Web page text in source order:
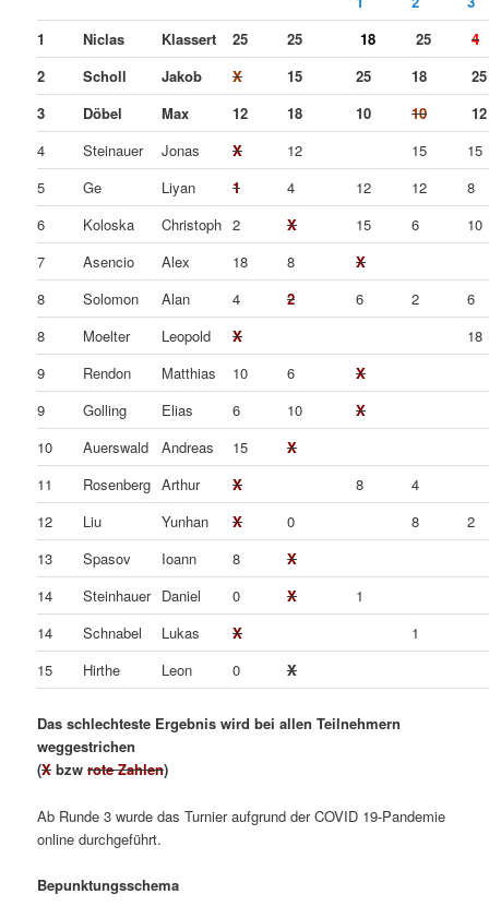
1
Niclas Klassert 25 25 18 25
4
2
Scholl Jakob X 15 25 18
25
3
Döbel Max 12 18 10 10
12
4
Steinauer Jonas X 12 15
15
5
Ge Liyan 1 4 12 12
8
6
Koloska Christoph 2 X 15 6
10
7
Asencio Alex 18 8
X
8
Solomon Alan 4 2 6 2
6
8
Moelter Leopold X
18
9
Rendon Matthias 10 6
X
9
Golling Elias 6 10
X
10
Auerswald Andreas 15
X
11
Rosenberg Arthur X 8
4
12
Liu Yunhan X 0 8
2
13
Spasov Ioann 8
X
14
Steinhauer Daniel 0 X
1
14
Schnabel Lukas X
1
15
Hirthe Leon 0 X
Das schlechteste Ergebnis wird bei allen Teilnehmern
weggestrichen
(X bzwrote Zahlen)
Ab Runde 3 wurde das Turnier aufgrund der COVID 19-Pandemie
online durchgeführt.
Bepunktungsschema